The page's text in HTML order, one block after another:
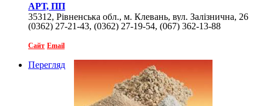
АРТ, ПП
35312, Рівненська обл., м. Клевань, вул. Залізнична, 26
(0362) 27-21-43, (0362) 27-19-54, (067) 362-13-88
Сайт Email
Перегляд